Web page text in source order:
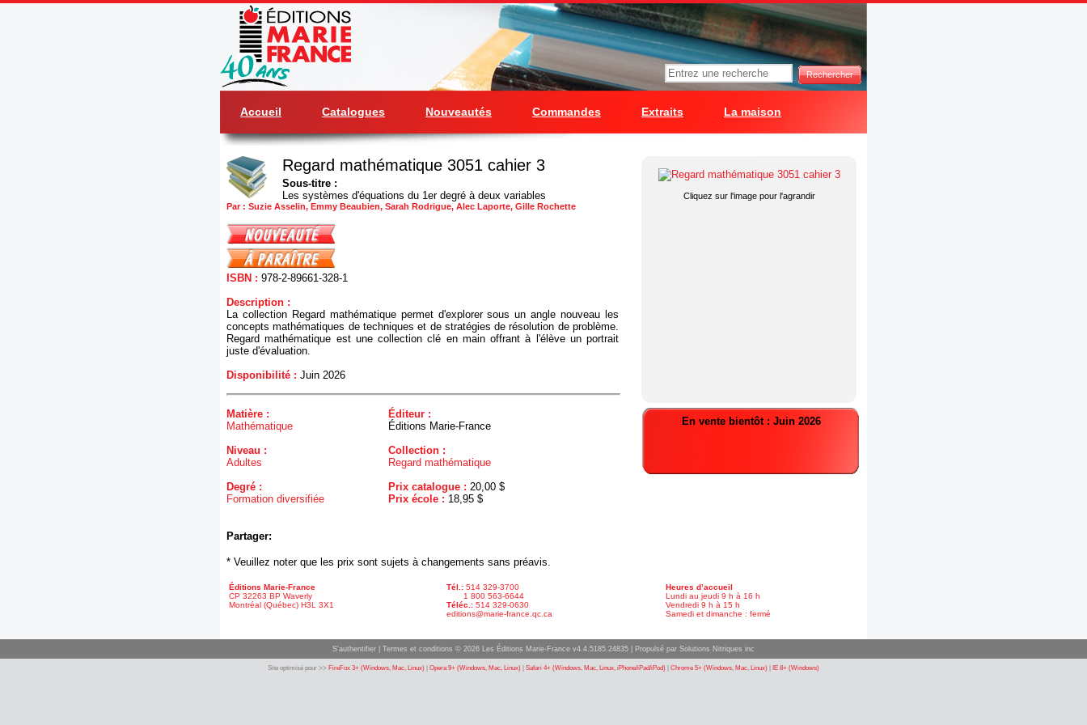
Rechercher
Accueil Catalogues Nouveautés Commandes Extraits La maison
Regard mathématique 3051 cahier 3
Sous-titre :
Les systèmes d'équations du 1er degré à deux variables
Par : Suzie Asselin, Emmy Beaubien, Sarah Rodrigue, Alec Laporte, Gille Rochette
ISBN : 978-2-89661-328-1
Description :
La collection Regard mathématique permet d'explorer sous un angle nouveau les
concepts mathématiques de techniques et de stratégies de résolution de problème.
Regard mathématique est une collection clé en main offrant à l'élève un portrait
juste d'évaluation.
Disponibilité : Juin 2026
Matière :
Mathématique
Niveau :
Adultes
Degré :
Formation diversifiée
Éditeur :
Éditions Marie-France
Collection :
Regard mathématique
Prix catalogue : 20,00 $
Prix école : 18,95 $
Cliquez sur l'image pour l'agrandir
En vente bientôt : Juin 2026
Partager:
* Veuillez noter que les prix sont sujets à changements sans préavis.
Éditions Marie-France
CP 32263 BP Waverly
Montréal (Québec) H3L 3X1
Tél.: 514 329-3700
1 800 563-6644
Téléc.: 514 329-0630
editions@marie-france.qc.ca
Heures d’accueil
Lundi au jeudi 9 h à 16 h
Vendredi 9 h à 15 h
Samedi et dimanche : fermé
S'authentifier Termes et conditions © 2026 Les Éditions Marie-France v4.4.5185.24835 | Propulsé par Solutions Nitriques inc
Site optimisé pour >> FireFox 3+ (Windows, Mac, Linux) Opera 9+ (Windows, Mac, Linux) Safari 4+ (Windows, Mac, Linux, iPhone/iPad/iPod) Chrome 5+ (Windows, Mac, Linux) IE 8+ (Windows)